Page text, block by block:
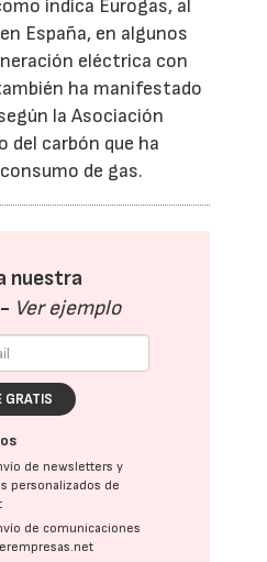
indica Eurogas, al
España, en algunos
eléctrica con
ha manifestado
la Asociación
del carbón que ha
de gas.
nuestra
Ver ejemplo
GRATIS
de newsletters y
personalizados de
de comunicaciones